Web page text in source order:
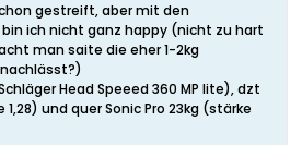
gestreift, aber mit den
ich nicht ganz happy (nicht zu hart
man saite die eher 1-2kg
Head Speeed 360 MP lite), dzt
und quer Sonic Pro 23kg (stärke